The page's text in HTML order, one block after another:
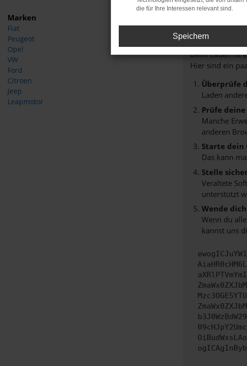
Marken
Fiat
Peugeot
Opel
VW
Ford
Citroen
Jeep
Leapmotor
Fehler:
Beim Laden ist
Hier sind ein
Überprüfe
Laden
Prüfe
Manche
anderen
Starte dein
Das kann
Stelle
Veraltete
unterstützt
Wende
Wenn du
kannst uns
die für Ihre Interessen relevant sind.
Speichern